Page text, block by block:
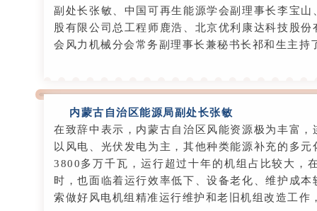
副处长张敏、中国可再生能源学会副理事长李宝
股有限公司总工程师鹿浩、北京优利康达科技股
会风力机械分会常务副理事长兼秘书长祁和生主持
内蒙古自治区能源局副处长张敏
在致辞中表示，内蒙古自治区风能资源极为丰富
以风电、光伏发电为主，其他种类能源补充的多
3800多万千瓦，运行超过十年的机组占比较大，
时，也面临着运行效率低下、设备老化、维护成
索做好风电机组精准运行维护和老旧机组改造工